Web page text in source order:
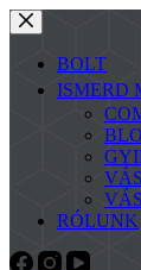
BOLT
ISMERD
RÓLUNK